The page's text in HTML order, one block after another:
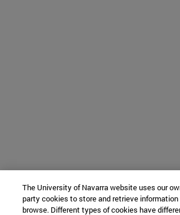
The University of Navarra website uses our
party cookies to store and retrieve information
browse. Different types of cookies have